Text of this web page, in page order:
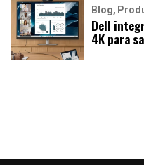
Blog
Dell
4K para